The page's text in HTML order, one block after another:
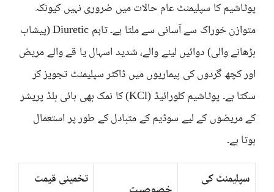
پوٹاشیم کا سپلیمنٹ عام حالات میں ضروری نہیں کیونکہ
متوازن خوراک سے آسانی سے ملتا ہے۔ تاہم Diuretic (پیشاب
بڑھانے والی) دوائیں لینے والے، شدید اسہال یا قے والے مریض
اور کچھ گردوں کی بیماریوں میں ڈاکٹر سپلیمنٹ تجویز کر
سکتا ہے۔ پوٹاشیم کلورائیڈ (KCl) کا نمک بھی ہائی بلڈ پریشر
کے مریضوں کے لیے سوڈیم کے متبادل کے طور پر استعمال
ہوتا ہے۔
سپلیمنٹ کی تخمینی قیمت